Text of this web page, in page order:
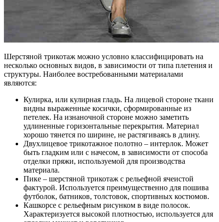
Шерстяной трикотаж можно условно классифицировать на
несколько основных видов, в зависимости от типа плетения и
структуры. Наиболее востребованными материалами
являются:
Кулирка, или кулирная гладь. На лицевой стороне ткани
видны выраженные косички, сформированные из
петелек. На изнаночной стороне можно заметить
удлиненные горизонтальные перекрытия. Материал
хорошо тянется по ширине, не растягиваясь в длину.
Двухлицевое трикотажное полотно – интерлок. Может
быть гладким или с начесом, в зависимости от способа
отделки пряжи, используемой для производства
материала.
Пике – шерстяной трикотаж с рельефной ячеистой
фактурой. Используется преимущественно для пошива
футболок, батников, толстовок, спортивных костюмов.
Кашкорсе с рельефным рисунком в виде полосок.
Характеризуется высокой плотностью, используется для